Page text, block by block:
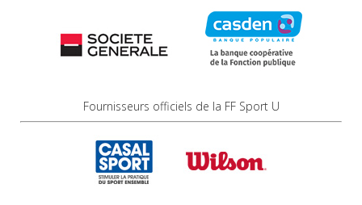
Fournisseurs officiels de la FF Sport U